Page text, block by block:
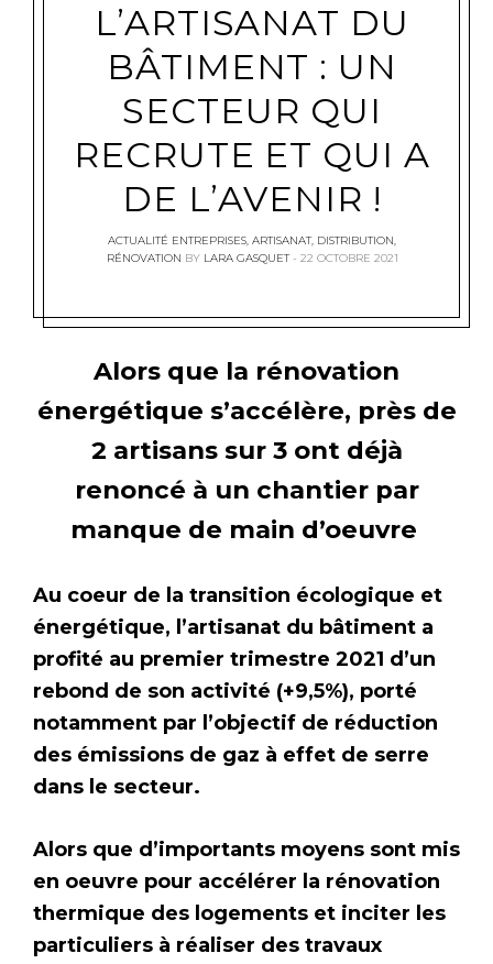
L’ARTISANAT DU
BÂTIMENT : UN
SECTEUR QUI
RECRUTE ET QUI A
DE L’AVENIR !
ACTUALITÉ ENTREPRISES, ARTISANAT, DISTRIBUTION,
RÉNOVATION BY LARA GASQUET 22 OCTOBRE 2021
Alors que la rénovation
énergétique s’accélère, près de
2 artisans sur 3 ont déjà
renoncé à un chantier par
manque de main d’oeuvre
Au coeur de la transition écologique et
énergétique, l’artisanat du bâtiment a
profité au premier trimestre 2021 d’un
rebond de son activité (+9,5%), porté
notamment par l’objectif de réduction
des émissions de gaz à effet de serre
dans le secteur.
Alors que d’importants moyens sont mis
en oeuvre pour accélérer la rénovation
thermique des logements et inciter les
particuliers à réaliser des travaux